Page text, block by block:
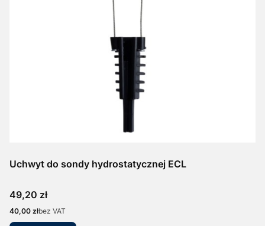
Uchwyt do sondy hydrostatycznej ECL
Cena
49,20 zł
Cena
40,00 złbez VAT